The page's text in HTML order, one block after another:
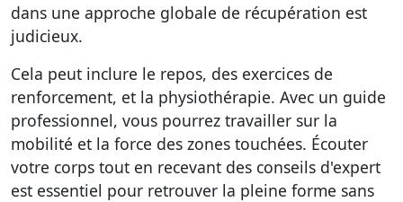
dans une approche globale de récupération est
judicieux.
Cela peut inclure le repos, des exercices de
renforcement, et la physiothérapie. Avec un guide
professionnel, vous pourrez travailler sur la
mobilité et la force des zones touchées. Écouter
votre corps tout en recevant des conseils d'expert
est essentiel pour retrouver la pleine forme sans